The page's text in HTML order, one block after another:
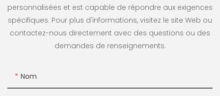
personnalisées et est capable de répondre aux exigences
spécifiques. Pour plus d'informations, visitez le site Web ou
contactez-nous directement avec des questions ou des
demandes de renseignements.
Nom